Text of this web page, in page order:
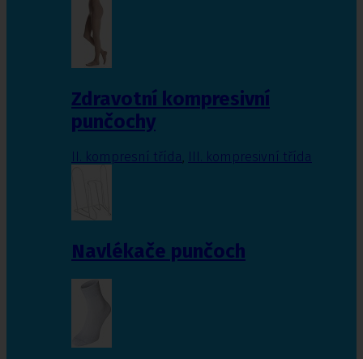
Zdravotní kompresivní
punčochy
II. kompresní třída III. kompresivní třída
Navlékače punčoch